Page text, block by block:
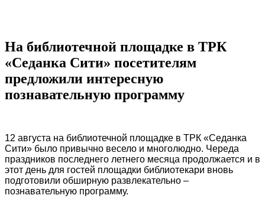
На библиотечной площадке в ТРК
«Седанка Сити» посетителям
предложили интересную
познавательную программу
12 августа на библиотечной площадке в ТРК «Седанка
Сити» было привычно весело и многолюдно. Череда
праздников последнего летнего месяца продолжается и в
этот день для гостей площадки библиотекари вновь
подготовили обширную развлекательно –
познавательную программу.